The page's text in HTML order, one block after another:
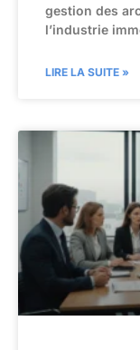
gestion des
l’industrie
LIRE LA SUITE »